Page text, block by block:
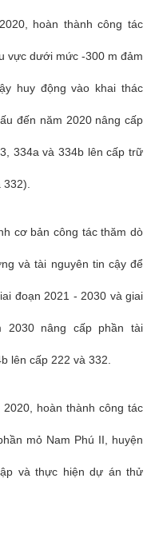
hoàn thành công tác
vực dưới mức -300 m đảm
huy động vào khai thác
đến năm 2020 nâng cấp
334a và 334b lên cấp trữ
cơ bản công tác thăm dò
và tài nguyên tin cậy để
đoạn 2021 - 2030 và giai
2030 nâng cấp phần tài
lên cấp 222 và 332.
hoàn thành công tác
mỏ Nam Phú II, huyện
và thực hiện dự án thử